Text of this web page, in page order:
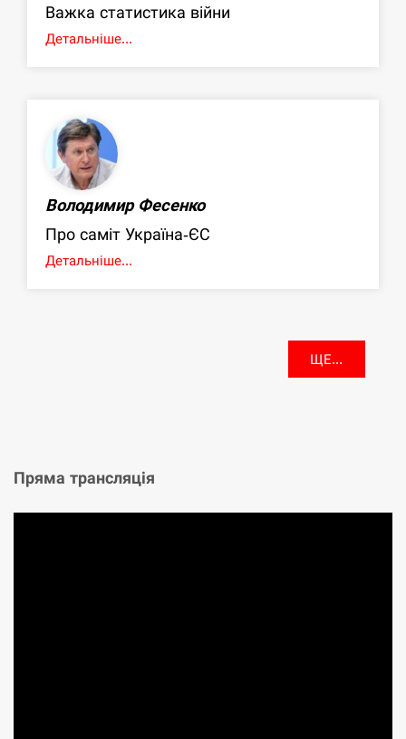
Важка статистика війни
Детальніше...
Володимир Фесенко
Про саміт Україна-ЄС
Детальніше...
ЩЕ...
Пряма трансляція